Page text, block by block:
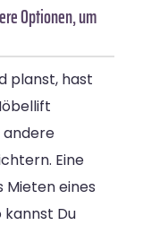
Optionen, um
planst, hast
andere
Eine
Mieten eines
kannst Du